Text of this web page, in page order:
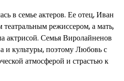
в семье актеров. Ее отец, Иван
режиссером, а мать,
актрисой. Семья Виролайненов
и культуры, поэтому Любовь с
атмосферой и страстью к